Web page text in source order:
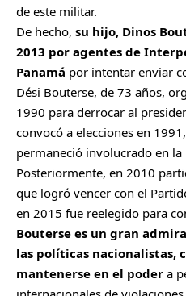
de este militar.
De hecho, su hijo, Dinos
2013 por agentes de
Panamá por intentar enviar
Dési Bouterse, de 73 años,
1990 para derrocar al
convocó a elecciones en
permaneció involucrado en la
Posteriormente, en 2010
que logró vencer con el
en 2015 fue reelegido para
Bouterse es un gran
las políticas nacionalistas,
mantenerse en el poder a